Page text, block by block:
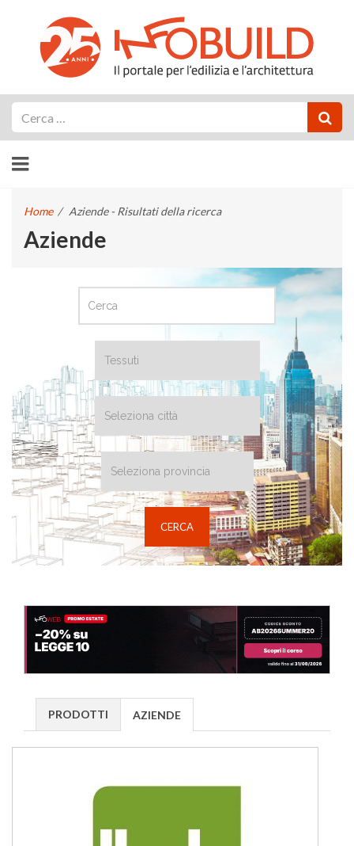
Home / Aziende - Risultati della ricerca
Aziende
PRODOTTI AZIENDE